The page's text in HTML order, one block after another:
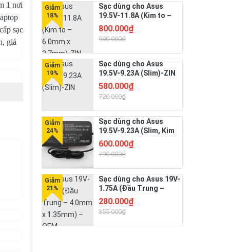
1 nơi
sạc
giá
Sạc dùng cho Asus
19.5V-11.8A (Kim to –
6.0mm x 3.7mm)-ZIN
800.000₫
980.000₫
Sạc dùng cho Asus
19.5V-9.23A (Slim)-ZIN
580.000₫
720.000₫
Sạc dùng cho Asus
19.5V-9.23A (Slim, Kim
nhỏ – 4.5mm x
3.0mm)180W
600.000₫
790.000₫
Sạc dùng cho Asus 19V-
1.75A (Đầu Trung –
4.0mm x 1.35mm) – OEM
280.000₫
355.000₫